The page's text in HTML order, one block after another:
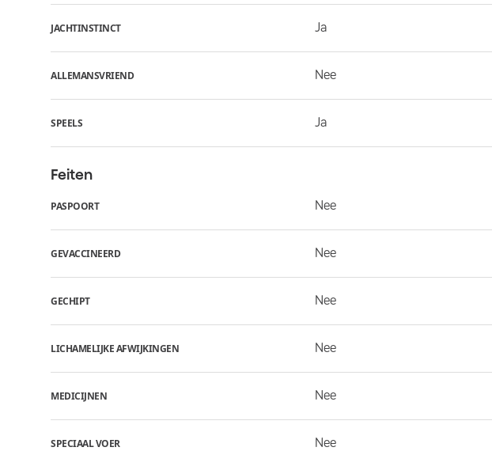
JACHTINSTINCT Ja
ALLEMANSVRIEND Nee
SPEELS Ja
Feiten
PASPOORT Nee
GEVACCINEERD Nee
GECHIPT Nee
LICHAMELIJKE AFWIJKINGEN Nee
MEDICIJNEN Nee
SPECIAAL VOER Nee